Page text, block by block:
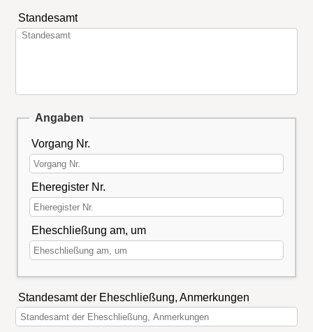
Standesamt
Angaben
Vorgang Nr.
Eheregister Nr.
Eheschließung am, um
Standesamt der Eheschließung, Anmerkungen